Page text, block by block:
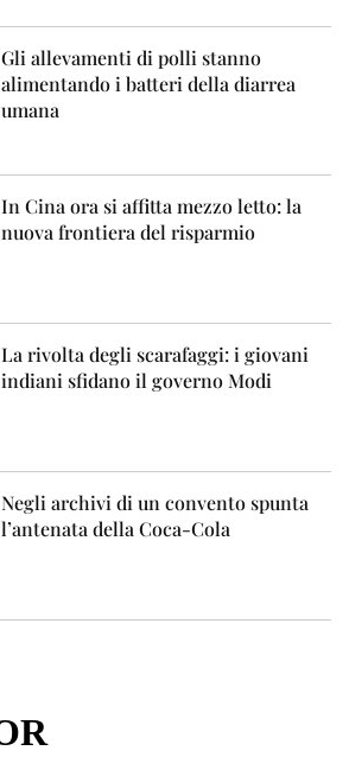
Gli allevamenti di polli stanno
alimentando i batteri della diarrea
umana
In Cina ora si affitta mezzo letto: la
nuova frontiera del risparmio
La rivolta degli scarafaggi: i giovani
indiani sfidano il governo Modi
Negli archivi di un convento spunta
l’antenata della Coca-Cola